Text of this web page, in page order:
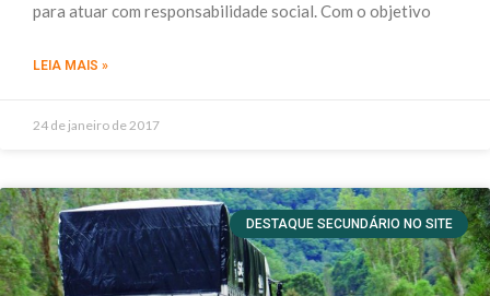
para atuar com responsabilidade social. Com o objetivo
LEIA MAIS »
24 de janeiro de 2017
DESTAQUE SECUNDÁRIO NO SITE